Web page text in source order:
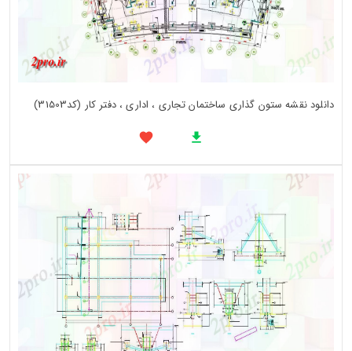
دانلود نقشه ستون گذاری ساختمان تجاری ، اداری ، دفتر کار (کد31503)